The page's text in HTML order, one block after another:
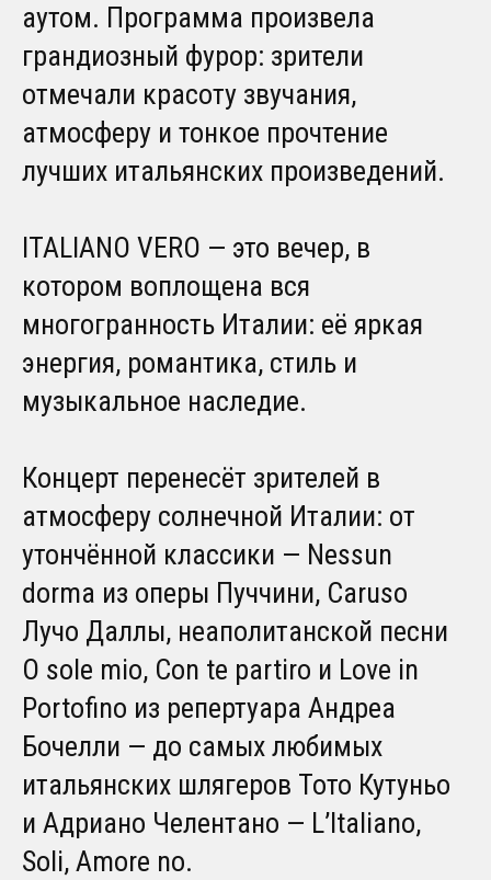
аутом. Программа произвела
грандиозный фурор: зрители
отмечали красоту звучания,
атмосферу и тонкое прочтение
лучших итальянских произведений.
ITALIANO VERO — это вечер, в
котором воплощена вся
многогранность Италии: её яркая
энергия, романтика, стиль и
музыкальное наследие.
Концерт перенесёт зрителей в
атмосферу солнечной Италии: от
утончённой классики — Nessun
dorma из оперы Пуччини, Caruso
Лучо Даллы, неаполитанской песни
O sole mio, Con te partiro и Love in
Portofino из репертуара Андреа
Бочелли — до самых любимых
итальянских шлягеров Тото Кутуньо
и Адриано Челентано — L’Italiano,
Soli, Amore no.